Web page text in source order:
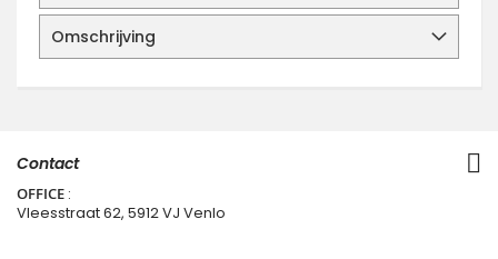
Omschrijving
Contact
OFFICE :
Vleesstraat 62, 5912 VJ Venlo